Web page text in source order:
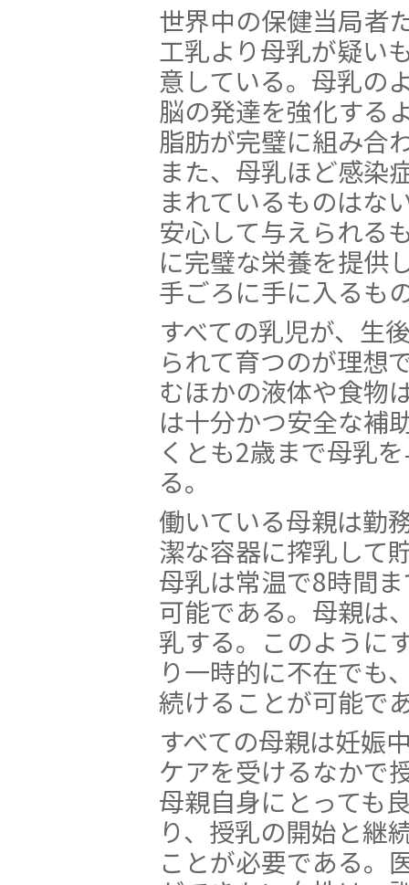
世界中の保健当局者
工乳より母乳が疑い
意している。母乳の
脳の発達を強化する
脂肪が完璧に組み合
また、母乳ほど感染
まれているものはな
安心して与えられる
に完璧な栄養を提供
手ごろに手に入るも
すべての乳児が、生
られて育つのが理想
むほかの液体や食物
は十分かつ安全な補
くとも2歳まで母乳
る。
働いている母親は勤
潔な容器に搾乳して
母乳は常温で8時間
可能である。母親は
乳する。このように
り一時的に不在でも
続けることが可能で
すべての母親は妊娠
ケアを受けるなかで
母親自身にとっても
り、授乳の開始と継
ことが必要である。